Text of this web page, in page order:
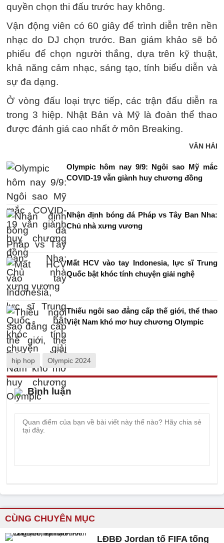
quyền chọn thi đấu trước hay không.
Vận động viên có 60 giây để trình diễn trên nền
nhạc do DJ chọn trước. Ban giám khảo sẽ bỏ
phiếu để chọn người thắng, dựa trên kỹ thuật,
khả năng cảm nhạc, sáng tạo, tính biểu diễn và
sự đa dạng.
Ở vòng đấu loại trực tiếp, các trận đấu diễn ra
trong 3 hiệp. Nhật Bản và Mỹ là đoàn thể thao
được đánh giá cao nhất ở môn Breaking.
VĂN HẢI
Olympic hôm nay 9/9: Ngôi sao Mỹ mắc
COVID-19 vẫn giành huy chương đồng
Nhận định bóng đá Pháp vs Tây Ban Nha:
Chủ nhà xưng vương
Mất HCV vào tay Indonesia, lực sĩ Trung
Quốc bật khóc tính chuyện giải nghệ
Thiếu ngôi sao đẳng cấp thế giới, thể thao
Việt Nam khó mơ huy chương Olympic
hip hop Olympic 2024
Bình luận
CÙNG CHUYÊN MỤC
LĐBĐ Jordan tố FIFA tống